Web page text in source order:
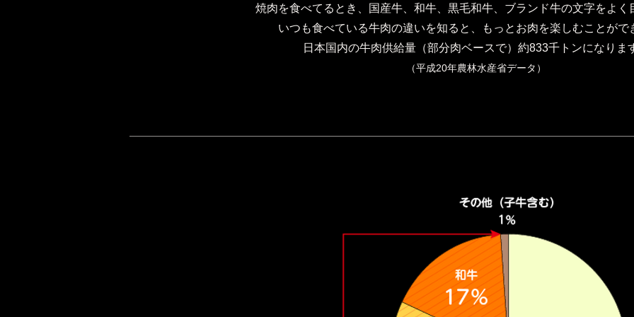
焼肉を食べてるとき、国産牛、和牛、黒毛和牛、ブランド牛の文字をよく
いつも食べている牛肉の違いを知ると、もっとお肉を楽しむことがで
日本国内の牛肉供給量（部分肉ベースで）約833千トンになりま
（平成20年農林水産省データ）